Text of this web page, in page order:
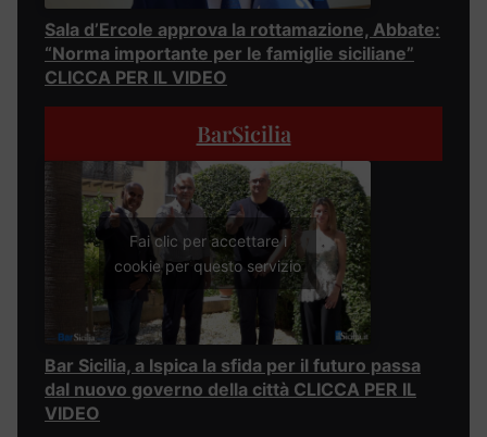
Sala d’Ercole approva la rottamazione, Abbate:
“Norma importante per le famiglie siciliane”
CLICCA PER IL VIDEO
BarSicilia
Fai clic per accettare i
cookie per questo servizio
Bar Sicilia, a Ispica la sfida per il futuro passa
dal nuovo governo della città CLICCA PER IL
VIDEO